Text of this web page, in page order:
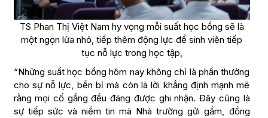
TS Phan Thị Việt Nam hy vọng mỗi suất học bổng sẽ là
một ngọn lửa nhỏ, tiếp thêm động lực để sinh viên tiếp
tục nỗ lực trong học tập,
“Những suất học bổng hôm nay không chỉ là phần thưởng
cho sự nỗ lực, bền bỉ mà còn là lời khẳng định mạnh mẽ
rằng mọi cố gắng đều đáng được ghi nhận. Đây cũng là
sự tiếp sức và niềm tin mà Nhà trường gửi gắm, đồng